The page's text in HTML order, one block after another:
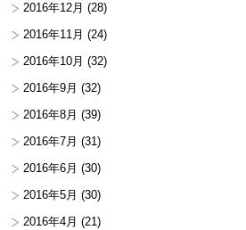
2016年12月 (28)
2016年11月 (24)
2016年10月 (32)
2016年9月 (32)
2016年8月 (39)
2016年7月 (31)
2016年6月 (30)
2016年5月 (30)
2016年4月 (21)